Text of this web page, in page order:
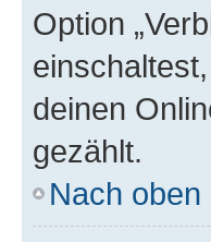
Option
deinen
gezählt.
Nach oben